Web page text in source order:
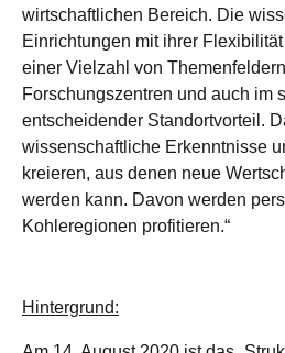
wirtschaftlichen Bereich. Die
Einrichtungen mit ihrer
einer Vielzahl von
Forschungszentren und auch im
entscheidender Standortvorteil.
wissenschaftliche Erkenntnisse
kreieren, aus denen neue
werden kann. Davon werden
Kohleregionen profitieren.“
Hintergrund: